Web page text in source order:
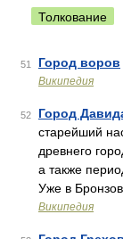
Толкование
51 Город воров
Википедия
52 Город
старейший
древнего
а также
Уже в
Википедия